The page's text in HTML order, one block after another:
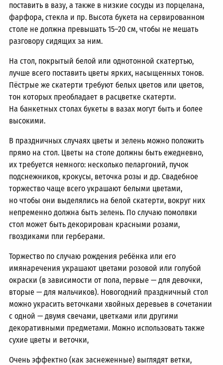
поставить в вазу, а также в низкие сосуды из порцелана,
фарфора, стекла и пр. Высота букета на сервированном
столе не должна превышать15–20 см, чтобы не мешать
разговору сидящих за ним.
На стол, покрытый белой или однотонной скатертью,
лучше всего поставить цветы ярких, насыщенных тонов.
Пёстрые же скатерти требуют белых цветов или цветов,
тон которых преобладает в расцветке скатерти.
На банкетных столах букеты в вазах могут быть и более
высокими.
В праздничных случаях цветы и зелень можно положить
прямо на стол. Цветы на столе должны быть ежедневно,
их требуется немного: несколько пеларгоний, пучок
подснежников, крокусы, веточка розы и др. Свадебное
торжество чаще всего украшают белыми цветами,
но чтобы они выделялись на белой скатерти, вокруг них
непременно должна быть зелень. По случаю помолвки
стол может быть декорирован красными розами,
гвоздиками пли герберами.
Торжество по случаю рождения ребёнка или его
имянаречения украшают цветами розовой или голубой
окраски (в зависимости от пола, первые — для девочки,
вторые — для мальчиков). Новогодний праздничный стол
можно украсить веточками хвойных деревьев в сочетании
с одной — двумя свечами, цветками или другими
декоративными предметами. Можно использовать также
сухие цветы и веточки,
Очень эффектно (как заснеженные) выглядят ветки,